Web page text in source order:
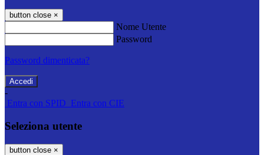
button close ×
Nome Utente
Password
Password dimenticata?
-
Entra con SPID Entra con CIE
Seleziona utente
button close ×